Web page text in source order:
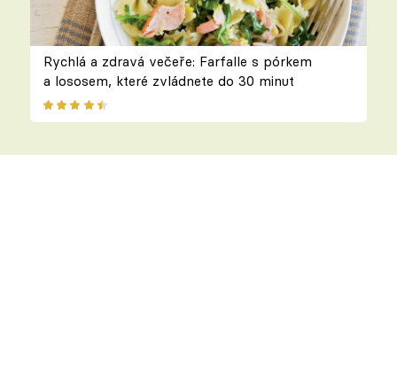
Rychlá a zdravá večeře: Farfalle s pórkem
a lososem, které zvládnete do 30 minut